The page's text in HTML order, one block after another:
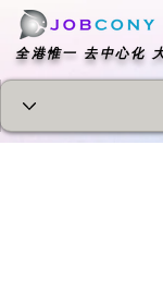
全港惟一 去中心化